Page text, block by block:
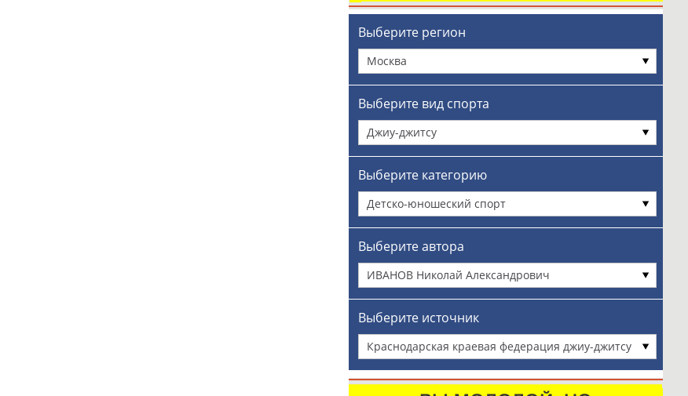
Выберите регион
Москва
Выберите вид спорта
Джиу-джитсу
Выберите категорию
Детско-юношеский спорт
Выберите автора
ИВАНОВ Николай Александрович
Выберите источник
Краснодарская краевая федерация джиу-джитсу